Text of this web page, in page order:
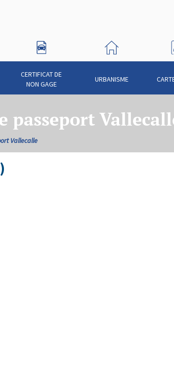
CERTIFICAT DE
NON GAGE
URBANISME
passeport
Vallecalle